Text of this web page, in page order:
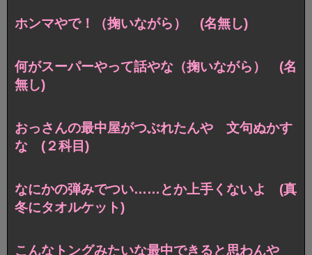
ホンマやで！（掬いながら） (名無し)
何がスーパーやって話やな（掬いながら） (名
無し)
おっさんの最中屋がつぶれたんや 文句ぬかす
な (２科目)
なにかの弾みでつい……とか上手くないよ (真
冬にタオルケット)
こんなトングみたいな最中できると思わんや